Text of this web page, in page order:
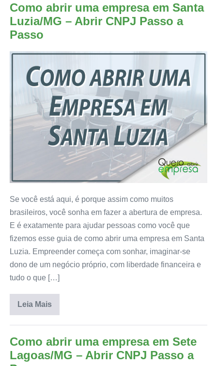
Como abrir uma empresa em Santa
Luzia/MG – Abrir CNPJ Passo a
Passo
Se você está aqui, é porque assim como muitos
brasileiros, você sonha em fazer a abertura de empresa.
E é exatamente para ajudar pessoas como você que
fizemos esse guia de como abrir uma empresa em Santa
Luzia. Empreender começa com sonhar, imaginar-se
dono de um negócio próprio, com liberdade financeira e
tudo o que […]
Leia Mais
Como abrir uma empresa em Sete
Lagoas/MG – Abrir CNPJ Passo a